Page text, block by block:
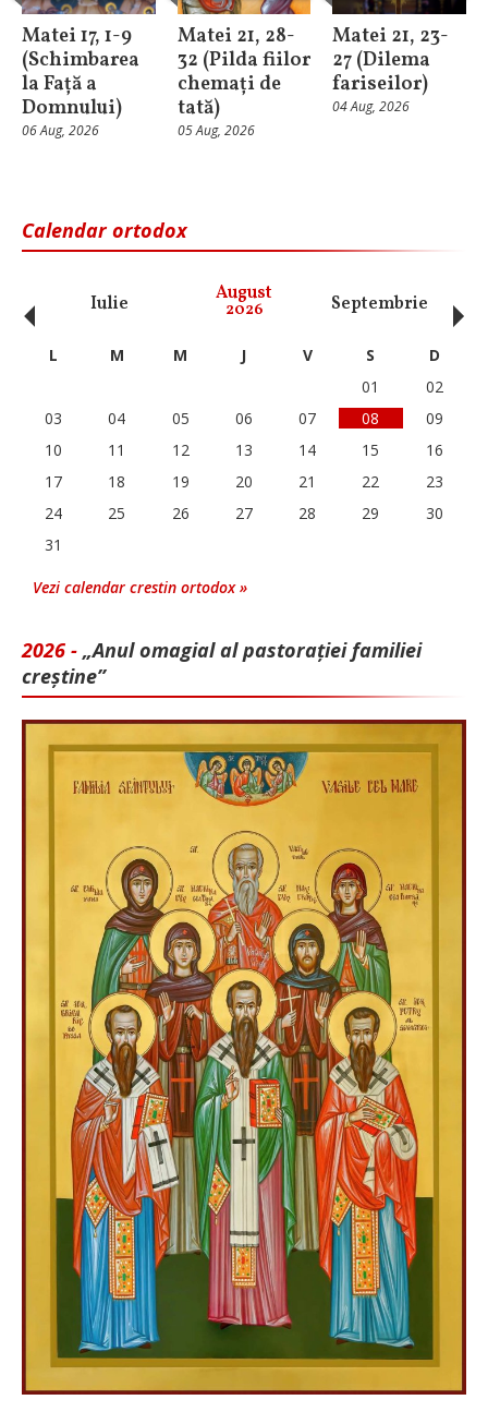
Matei 17, 1-9
(Schimbarea
la Față a
Domnului)
06 Aug, 2026
Matei 21, 28-
32 (Pilda fiilor
chemați de
tată)
05 Aug, 2026
Matei 21, 23-
27 (Dilema
fariseilor)
04 Aug, 2026
Calendar ortodox
Iulie August
2026 Septembrie
‹ L M M J V S
D
01
02
03
04 05 06 07 08
09
10
11 12 13 14 15
16
17
18 19 20 21 22
23
24
25 26 27 28 29
30
31
Vezi calendar crestin ortodox »
2026 - „Anul omagial al pastorației familiei
creștine”